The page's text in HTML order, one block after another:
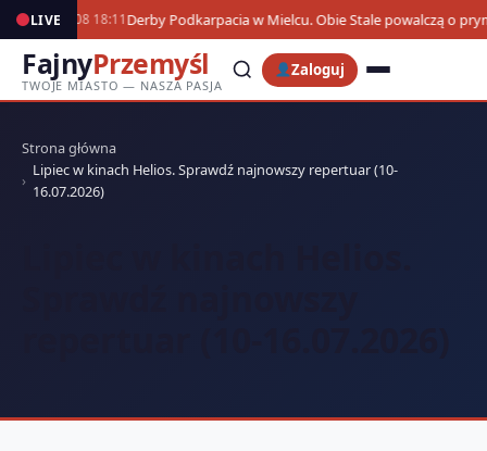
LIVE07.08 18:11 Derby Podkarpacia w Mielcu. Obie Stale powalczą o
FajnyPrzemyśl
TWOJE MIASTO — NASZA PASJA
Zaloguj
Strona główna
Lipiec w kinach Helios. Sprawdź najnowszy repertuar (10-
16.07.2026)